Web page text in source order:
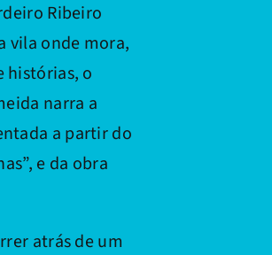
Ribeiro
vila onde mora,
histórias, o
narra a
a partir do
e da obra
atrás de um